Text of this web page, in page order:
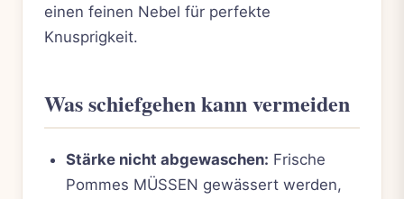
einen feinen Nebel für perfekte
Knusprigkeit.
Was schiefgehen kann vermeiden
Stärke nicht abgewaschen: Frische
Pommes MÜSSEN gewässert werden,